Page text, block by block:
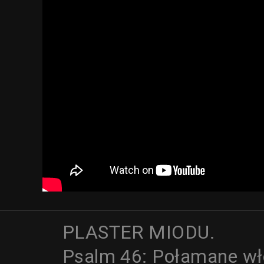
PLASTER MIODU.
Psalm 46: Połamane